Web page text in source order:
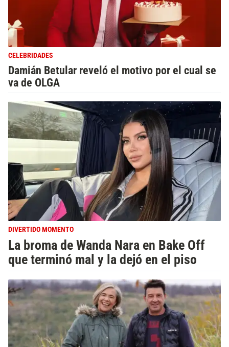
CELEBRIDADES
Damián Betular reveló el motivo por el cual se
va de OLGA
DIVERTIDO MOMENTO
La broma de Wanda Nara en Bake Off
que terminó mal y la dejó en el piso